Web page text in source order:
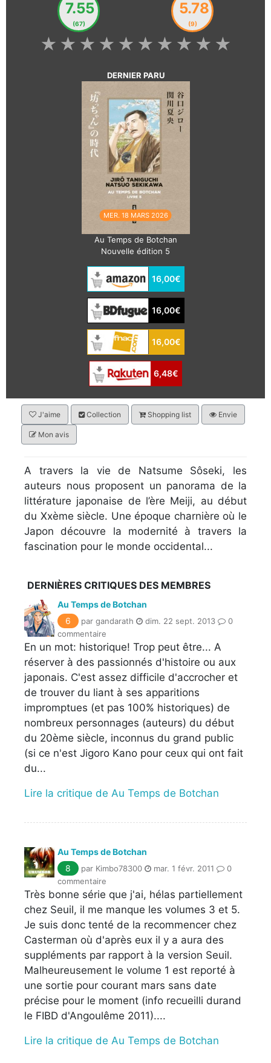
7.55
(67)
5.78
(9)
★
★
★
★
★
★
★
★
★
★
DERNIER PARU
MER. 18 MARS 2026
Au Temps de Botchan
Nouvelle édition 5
16,00€
16,00€
16,00€
6,48€
J'aime Collection Shopping list Envie
Mon avis
A travers la vie de Natsume Sôseki, les
auteurs nous proposent un panorama de la
littérature japonaise de l’ère Meiji, au début
du Xxème siècle. Une époque charnière où le
Japon découvre la modernité à travers la
fascination pour le monde occidental...
DERNIÈRES CRITIQUES DES MEMBRES
Au Temps de Botchan
6
par gandarath dim. 22 sept. 2013
0
commentaire
En un mot: historique! Trop peut être... A
réserver à des passionnés d'histoire ou aux
japonais. C'est assez difficile d'accrocher et
de trouver du liant à ses apparitions
impromptues (et pas 100% historiques) de
nombreux personnages (auteurs) du début
du 20ème siècle, inconnus du grand public
(si ce n'est Jigoro Kano pour ceux qui ont fait
du...
Lire la critique de Au Temps de Botchan
Au Temps de Botchan
8
par Kimbo78300 mar. 1 févr. 2011
0
commentaire
Très bonne série que j'ai, hélas partiellement
chez Seuil, il me manque les volumes 3 et 5.
Je suis donc tenté de la recommencer chez
Casterman où d'après eux il y a aura des
suppléments par rapport à la version Seuil.
Malheureusement le volume 1 est reporté à
une sortie pour courant mars sans date
précise pour le moment (info recueilli durand
le FIBD d'Angoulême 2011)....
Lire la critique de Au Temps de Botchan